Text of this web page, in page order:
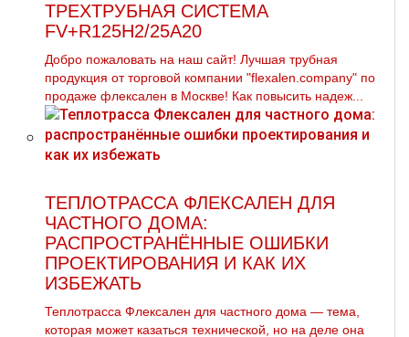
ТРЕХТРУБНАЯ СИСТЕМА
FV+R125H2/25A20
Добро пожаловать на наш сайт! Лучшая тpубная
продукция от торговой компании "flехalеn.company" по
продаже флексален в Москве! Как повысить надеж...
ТЕПЛОТРАССА ФЛЕКСАЛЕН ДЛЯ
ЧАСТНОГО ДОМА:
РАСПРОСТРАНЁННЫЕ ОШИБКИ
ПРОЕКТИРОВАНИЯ И КАК ИХ
ИЗБЕЖАТЬ
Теплотрасса Флексален для частного дома — тема,
которая может казаться технической, но на деле она